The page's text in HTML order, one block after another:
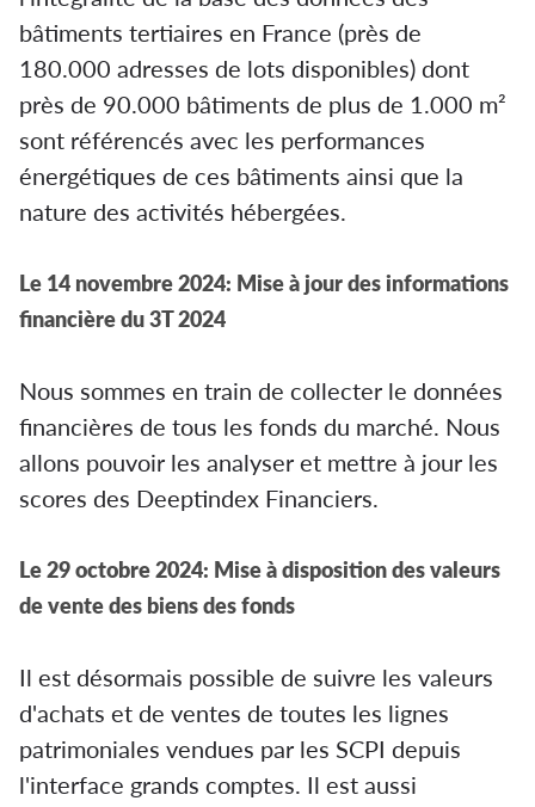
bâtiments tertiaires en France (près de
180.000 adresses de lots disponibles) dont
près de 90.000 bâtiments de plus de 1.000 m²
sont référencés avec les performances
énergétiques de ces bâtiments ainsi que la
nature des activités hébergées.
Le 14 novembre 2024: Mise à jour des informations
financière du 3T 2024
Nous sommes en train de collecter le données
financières de tous les fonds du marché. Nous
allons pouvoir les analyser et mettre à jour les
scores des Deeptindex Financiers.
Le 29 octobre 2024: Mise à disposition des valeurs
de vente des biens des fonds
Il est désormais possible de suivre les valeurs
d'achats et de ventes de toutes les lignes
patrimoniales vendues par les SCPI depuis
l'interface grands comptes. Il est aussi